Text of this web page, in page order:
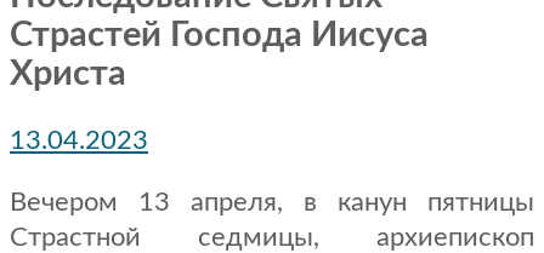
Страстей Господа Иисуса
Христа
13.04.2023
Вечером 13 апреля, в канун пятницы
Страстной седмицы, архиепископ